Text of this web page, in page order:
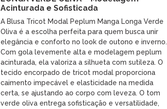
Acinturada e Sofisticada
A Blusa Tricot Modal Peplum Manga Longa Verde
Oliva é a escolha perfeita para quem busca unir
elegância e conforto no look de outono e inverno.
Com gola levemente alta e modelagem peplum
acinturada, ela valoriza a silhueta com sutileza. O
tecido encorpado de tricot modal proporciona
caimento impecável e elasticidade na medida
certa, se ajustando ao corpo com leveza. O tom
verde oliva entrega sofisticação e versatilidade,